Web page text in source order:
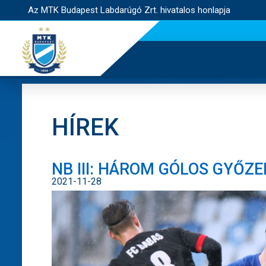
Az MTK Budapest Labdarúgó Zrt. hivatalos honlapja
HÍREK
NB III: HÁROM GÓLOS
2021-11-28